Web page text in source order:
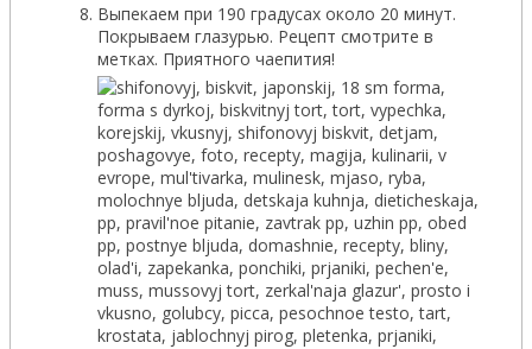
Выпекаем при 190 градусах около 20 минут.
Покрываем глазурью. Рецепт смотрите в
метках. Приятного чаепития!